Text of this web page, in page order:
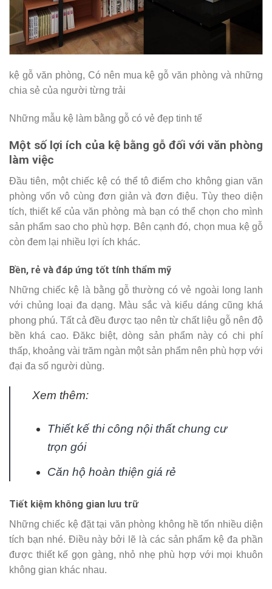
kệ gỗ văn phòng, Có nên mua kệ gỗ văn phòng và những
chia sẻ của người từng trải
Những mẫu kệ làm bằng gỗ có vẻ đẹp tinh tế
Một số lợi ích của kệ bằng gỗ đối với văn phòng
làm việc
Đầu tiên, một chiếc kệ có thể tô điểm cho không gian văn
phòng vốn vô cùng đơn giản và đơn điệu. Tùy theo diện
tích, thiết kế của văn phòng mà bạn có thể chọn cho mình
sản phẩm sao cho phù hợp. Bên cạnh đó, chọn mua kệ gỗ
còn đem lại nhiều lợi ích khác.
Bền, rẻ và đáp ứng tốt tính thẩm mỹ
Những chiếc kệ là bằng gỗ thường có vẻ ngoài long lanh
với chủng loại đa dạng. Màu sắc và kiểu dáng cũng khá
phong phú. Tất cả đều được tạo nên từ chất liệu gỗ nên độ
bền khá cao. Đăkc biệt, dòng sản phẩm này có chi phí
thấp, khoảng vài trăm ngàn một sản phẩm nên phù hợp với
đại đa số người dùng.
Xem thêm:
Thiết kế thi công nội thất chung cư
trọn gói
Căn hộ hoàn thiện giá rẻ
Tiết kiệm không gian lưu trữ
Những chiếc kệ đặt tại văn phòng không hề tốn nhiều diện
tích bạn nhé. Điều này bởi lẽ là các sản phẩm kệ đa phần
được thiết kế gọn gàng, nhỏ nhẹ phù hợp với mọi khuôn
không gian khác nhau.